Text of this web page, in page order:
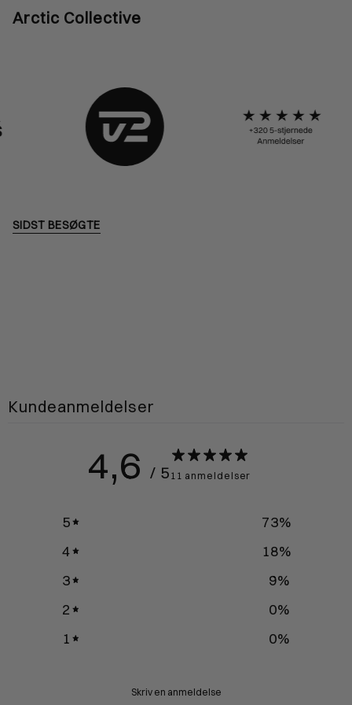
Arctic Collective
SIDST BESØGTE
Kundeanmeldelser
4,6 / 5 11 anmeldelser
5 73%
4
18%
3
9%
2
0%
1
0%
Skriv en anmeldelse